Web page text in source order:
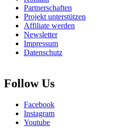
Partnerschaften
Projekt unterstützen
Affiliate werden
Newsletter
Impressum
Datenschutz
Follow Us
Facebook
Instagram
Youtube